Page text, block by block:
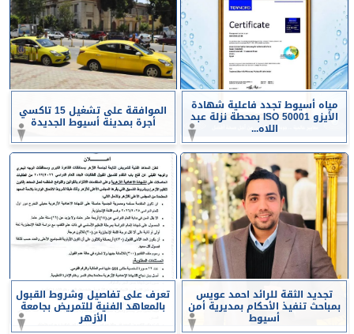
مياه أسيوط تجدد فاعلية شهادة
الأيزو ISO 50001 بمحطة نزلة عبد
اللاه...
الموافقة على تشغيل 15 تاكسي
أجرة بمدينة أسيوط الجديدة
تجديد الثقة للرائد احمد عويس
بمباحث تنفيذ الأحكام بمديرية أمن
أسيوط
تعرف على تفاصيل وشروط القبول
بالمعاهد الفنية للتمريض بجامعة
الأزهر